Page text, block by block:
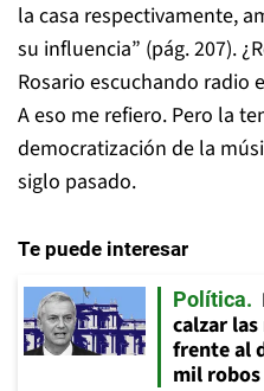
la casa respectivamente,
su influencia” (pág. 207).
Rosario escuchando radio
A eso me refiero. Pero la
democratización de la
siglo pasado.
Te puede interesar
Política
calzar
frente al
mil